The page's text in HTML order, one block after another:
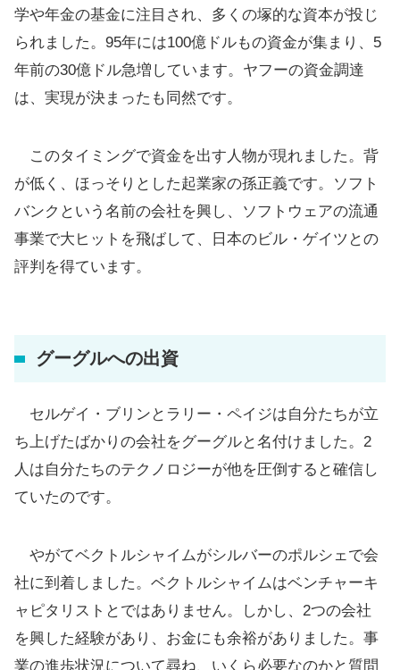
学や年金の基金に注目され、多くの塚的な資本が投じ
られました。95年には100億ドルもの資金が集まり、5
年前の30億ドル急増しています。ヤフーの資金調達
は、実現が決まったも同然です。
このタイミングで資金を出す人物が現れました。背
が低く、ほっそりとした起業家の孫正義です。ソフト
バンクという名前の会社を興し、ソフトウェアの流通
事業で大ヒットを飛ばして、日本のビル・ゲイツとの
評判を得ています。
グーグルへの出資
セルゲイ・ブリンとラリー・ペイジは自分たちが立
ち上げたばかりの会社をグーグルと名付けました。2
人は自分たちのテクノロジーが他を圧倒すると確信し
ていたのです。
やがてベクトルシャイムがシルバーのポルシェで会
社に到着しました。ベクトルシャイムはベンチャーキ
ャピタリストとではありません。しかし、2つの会社
を興した経験があり、お金にも余裕がありました。事
業の進歩状況について尋ね、いくら必要なのかと質問